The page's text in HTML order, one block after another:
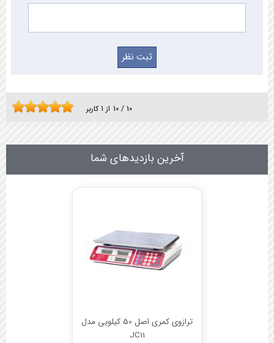
10 / 10 از 1کاربر
آخرین بازدیدهای شما
ترازوی کمری اصل 50 کیلویی مدل
JC11